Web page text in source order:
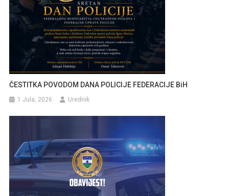
ČESTITKA POVODOM DANA POLICIJE FEDERACIJE BiH
1 Jula, 2026 Urednik